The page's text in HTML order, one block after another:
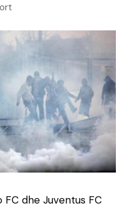
dhe Juventus FC